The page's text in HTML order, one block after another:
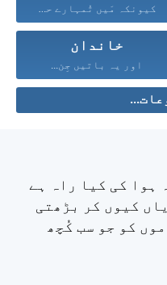
کیونکہ مَیں تُمہارے حق...
خاندان
اور یہ باتیں جِن...
ہوا کی کیا راہ ہے
کیوں کر بڑھتی
کو جو سب کُچھ